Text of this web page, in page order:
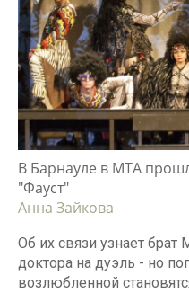
В Барнауле в МТА
"Фауст"
Анна Зайкова
Об их связи узнает
доктора на дуэль - но
возлюбленной